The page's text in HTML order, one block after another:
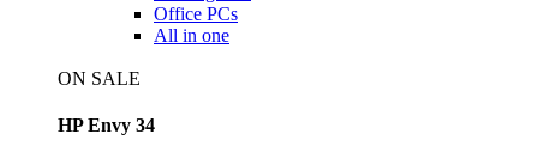
Office PCs
All in one
ON SALE
HP Envy 34